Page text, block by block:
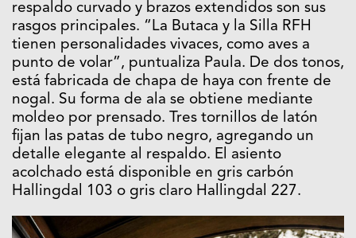
respaldo curvado y brazos extendidos son sus
rasgos principales. “La Butaca y la Silla RFH
tienen personalidades vivaces, como aves a
punto de volar”, puntualiza Paula. De dos tonos,
está fabricada de chapa de haya con frente de
nogal. Su forma de ala se obtiene mediante
moldeo por prensado. Tres tornillos de latón
fijan las patas de tubo negro, agregando un
detalle elegante al respaldo. El asiento
acolchado está disponible en gris carbón
Hallingdal 103 o gris claro Hallingdal 227.